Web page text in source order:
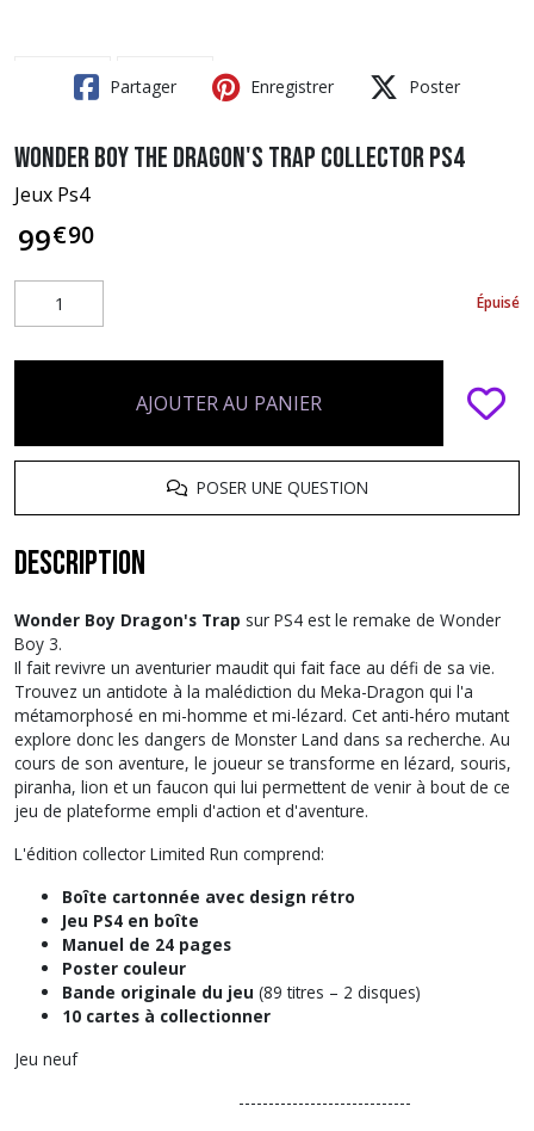
Partager Enregistrer Poster
Wonder Boy The Dragon's Trap Collector PS4
Jeux Ps4
99€90
Épuisé
AJOUTER AU PANIER
POSER UNE QUESTION
Description
Wonder Boy Dragon's Trap sur PS4 est le remake de Wonder
Boy 3.
Il fait revivre un aventurier maudit qui fait face au défi de sa vie.
Trouvez un antidote à la malédiction du Meka-Dragon qui l'a
métamorphosé en mi-homme et mi-lézard. Cet anti-héro mutant
explore donc les dangers de Monster Land dans sa recherche. Au
cours de son aventure, le joueur se transforme en lézard, souris,
piranha, lion et un faucon qui lui permettent de venir à bout de ce
jeu de plateforme empli d'action et d'aventure.
L'édition collector Limited Run comprend:
Boîte cartonnée avec design rétro
Jeu PS4 en boîte
Manuel de 24 pages
Poster couleur
Bande originale du jeu (89 titres – 2 disques)
10 cartes à collectionner
Jeu neuf
-----------------------------